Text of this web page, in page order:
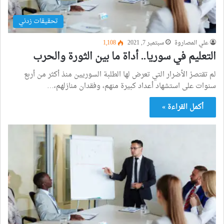
تحقيقات زدني
علي المصاروة سبتمبر 7, 2021 1٬108
التعليم في سوريا.. أداة ما بين الثورة والحرب
لم تقتصرْ الأضرار التي تعرض لها الطلبة السوريين منذ أكثر من أربع
سنوات على استشهاد أعداد كبيرة منهم، وفقدان منازلهم،…
أكمل القراءة »